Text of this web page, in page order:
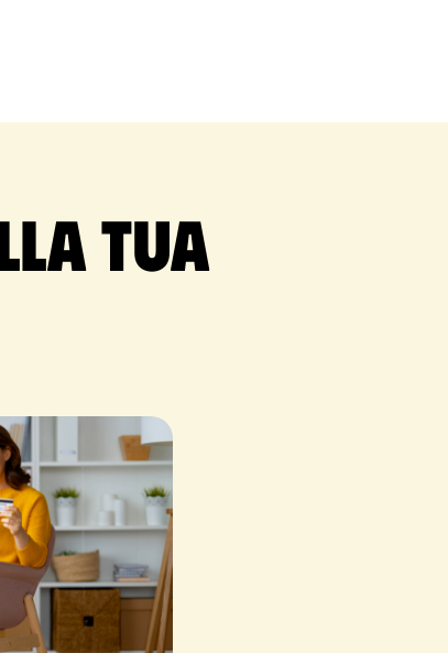
tua